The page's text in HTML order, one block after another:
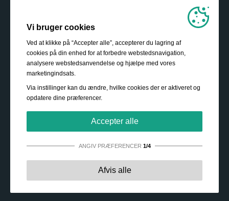
Vi bruger cookies
Ved at klikke på “Accepter alle”, accepterer du lagring af
cookies på din enhed for at forbedre webstedsnavigation,
analysere webstedsanvendelse og hjælpe med vores
marketingindsats.
Via instillinger kan du ændre, hvilke cookies der er aktiveret og
opdatere dine præferencer.
Accepter alle
ANGIV PRÆFERENCER 1/4
Disse cookies er essentielle for at
Afvis alle